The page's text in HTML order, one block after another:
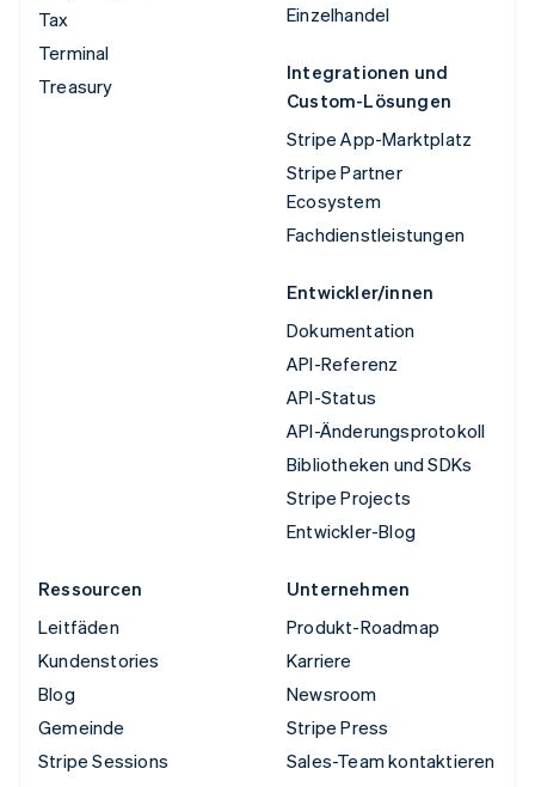
Tax
Terminal
Treasury
Einzelhandel
Integrationen und
Custom-Lösungen
Stripe App-Marktplatz
Stripe Partner
Ecosystem
Fachdienstleistungen
Entwickler/innen
Dokumentation
API-Referenz
API-Status
API-Änderungsprotokoll
Bibliotheken und SDKs
Stripe Projects
Entwickler-Blog
Ressourcen
Leitfäden
Kundenstories
Blog
Gemeinde
Stripe Sessions
Unternehmen
Produkt-Roadmap
Karriere
Newsroom
Stripe Press
Sales-Team kontaktieren